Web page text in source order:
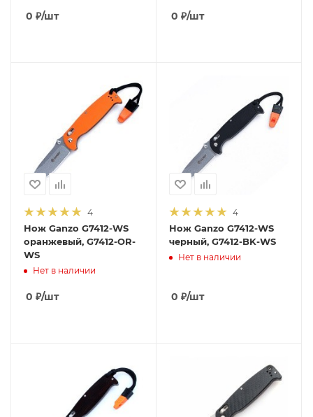
0 ₽/шт 0 ₽/шт
4
Нож Ganzo G7412-WS
оранжевый, G7412-OR-
WS
Нет в наличии
0 ₽/шт
4
Нож Ganzo G7412-WS
черный, G7412-BK-WS
Нет в наличии
0 ₽/шт